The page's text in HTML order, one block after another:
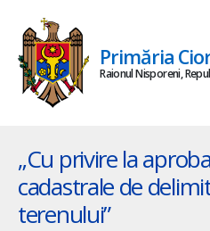
Primăria
Raionul Nisporeni,
„Cu privire la
cadastrale de
terenului”